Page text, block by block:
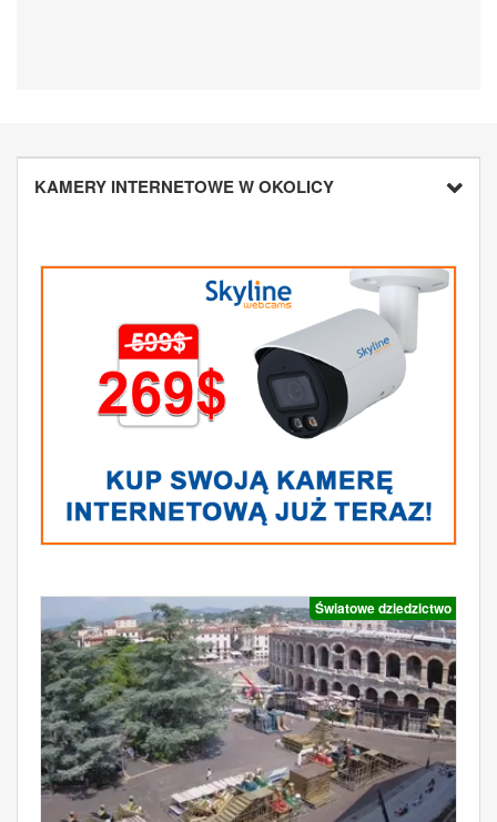
KAMERY INTERNETOWE W OKOLICY
Światowe dziedzictwo